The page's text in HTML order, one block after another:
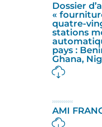
Dossier
«
quatre-
stations
pays :
Ghana,
AMI